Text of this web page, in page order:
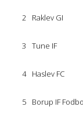
2 Raklev GI
3 Tune IF
4 Haslev FC
5 Borup IF